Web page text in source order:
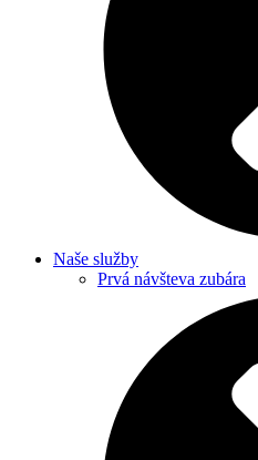
Naše služby
Prvá návšteva zubára